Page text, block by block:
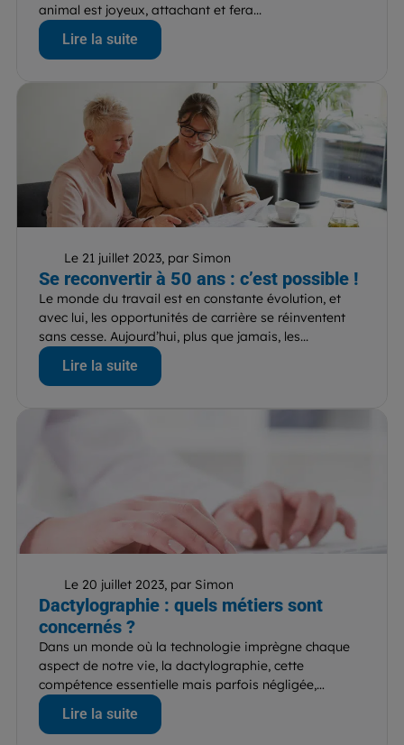
animal est joyeux, attachant et fera...
Lire la suite
Le 21 juillet 2023, par Simon
Se reconvertir à 50 ans : c’est possible !
Le monde du travail est en constante évolution, et
avec lui, les opportunités de carrière se réinventent
sans cesse. Aujourd’hui, plus que jamais, les...
Lire la suite
Le 20 juillet 2023, par Simon
Dactylographie : quels métiers sont
concernés ?
Dans un monde où la technologie imprègne chaque
aspect de notre vie, la dactylographie, cette
compétence essentielle mais parfois négligée,
continue de jouer un...
Lire la suite